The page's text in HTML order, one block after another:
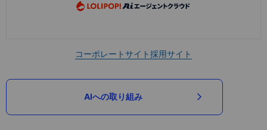
コーポレートサイト採用サイト
AIへの取り組み